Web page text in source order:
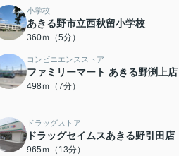
小学校
あきる野市立西秋留小学校
360ｍ（5分）
コンビニエンスストア
ファミリーマート あきる野渕上店
498ｍ（7分）
ドラッグストア
ドラッグセイムスあきる野引田店
965ｍ（13分）